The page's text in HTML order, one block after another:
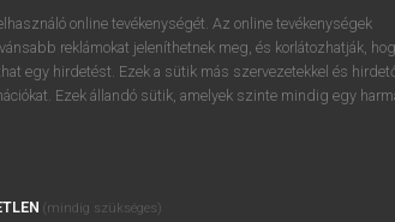
próbaverziójának elindításához
regisztrálok ésbelépek.
REGISZTRÁCIÓ
online tevékenységét. Az online tevékenységek
reklámokat jeleníthetnek meg, és korlátozhatják,
egy hirdetést. Ezek a sütik más szervezetekkel és
Ezek állandó sütik, amelyek szinte mindig egy
(mindig szükséges)